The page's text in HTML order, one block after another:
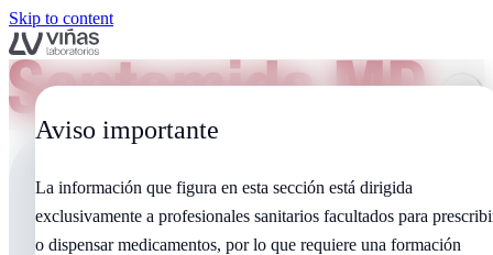
Skip to content
Aviso importante
La información que figura en esta sección está dirigida
exclusivamente a profesionales sanitarios facultados para
o dispensar medicamentos, por lo que requiere una formación